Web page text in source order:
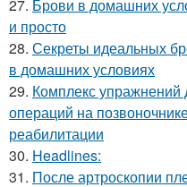
27. Брови в домашних
и просто
28. Секреты идеальных
в домашних условиях
29. Комплекс упражнений
операций на
реабилитации
30. Headlines:
31. После артроскопии